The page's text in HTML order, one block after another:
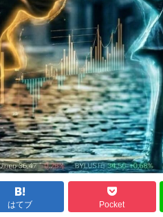
はてブ Pocket